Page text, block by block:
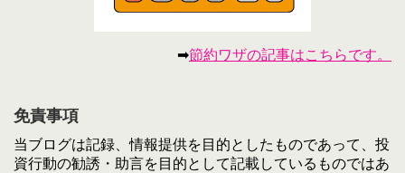
➡節約ワザの記事はこちらです。
免責事項
当ブログは記録、情報提供を目的としたものであって、投
資行動の勧誘・助言を目的として記載しているものではあ